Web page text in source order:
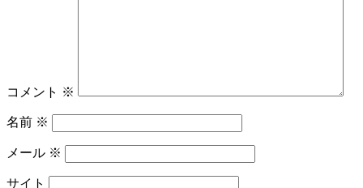
コメント ※
名前 ※
メール ※
サイト